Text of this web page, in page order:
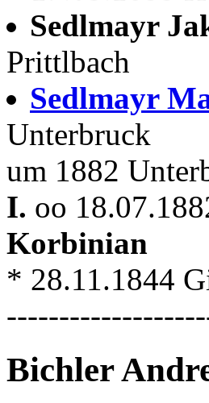
Sedlmayr
Prittlbach
Sedlmayr
Unterbruck
um 1882
I. oo
Korbinian
* 28.11.1844
Bichler